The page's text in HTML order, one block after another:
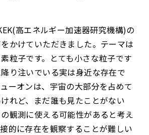
高エネルギー加速器研究機構)の
かけていただきました。テーマは
粒子です。とても小さな粒子です
り注いでいる実は身近な存在で
ーオンは、宇宙の大部分を占めて
れど、まだ誰も見たことがない
の観測に使える可能性があると考え
的に存在を観察することが難しい